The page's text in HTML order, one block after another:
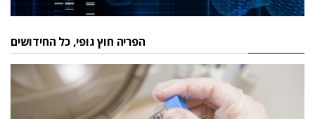
הפריה חוץ גופי, כל החידושים